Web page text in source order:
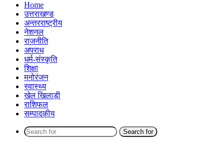
Home
उत्तराखण्ड
अन्तरराष्ट्रीय
नेशनल
राजनीति
अपराध
धर्म-संस्कृति
शिक्षा
मनोरंजन
स्वास्थ्य
खेल खिलाड़ी
राशिफल
सम्पादकीय
Search for